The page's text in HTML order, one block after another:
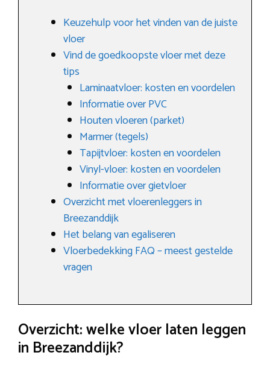
Keuzehulp voor het vinden van de juiste
vloer
Vind de goedkoopste vloer met deze
tips
Laminaatvloer: kosten en voordelen
Informatie over PVC
Houten vloeren (parket)
Marmer (tegels)
Tapijtvloer: kosten en voordelen
Vinyl-vloer: kosten en voordelen
Informatie over gietvloer
Overzicht met vloerenleggers in
Breezanddijk
Het belang van egaliseren
Vloerbedekking FAQ – meest gestelde
vragen
Overzicht: welke vloer laten leggen
in Breezanddijk?